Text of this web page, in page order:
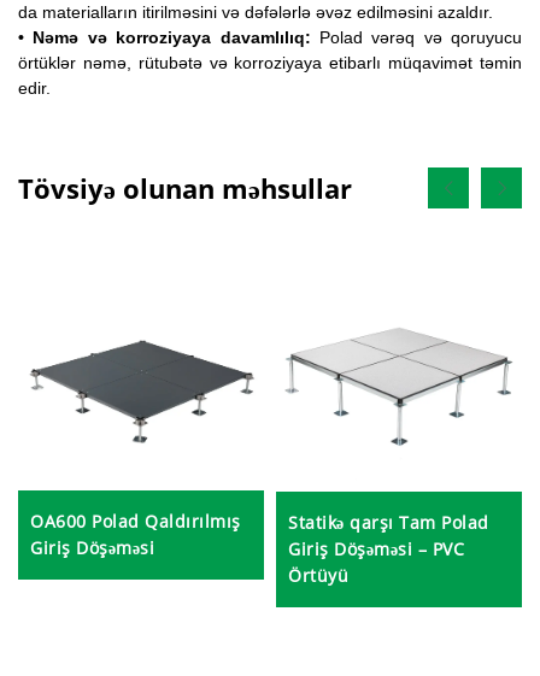
da materialların itirilməsini və dəfələrlə əvəz edilməsini azaldır.
• Nəmə və korroziyaya davamlılıq: Polad vərəq və qoruyucu
örtüklər nəmə, rütubətə və korroziyaya etibarlı müqavimət təmin
edir.
Tövsiyə olunan məhsullar
OA600 Polad Qaldırılmış
Giriş Döşəməsi
Statikə qarşı Tam Polad
Giriş Döşəməsi – PVC
Örtüyü